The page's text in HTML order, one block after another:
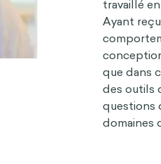
travaillé
Ayant
que dans
des outils
questions
domaines